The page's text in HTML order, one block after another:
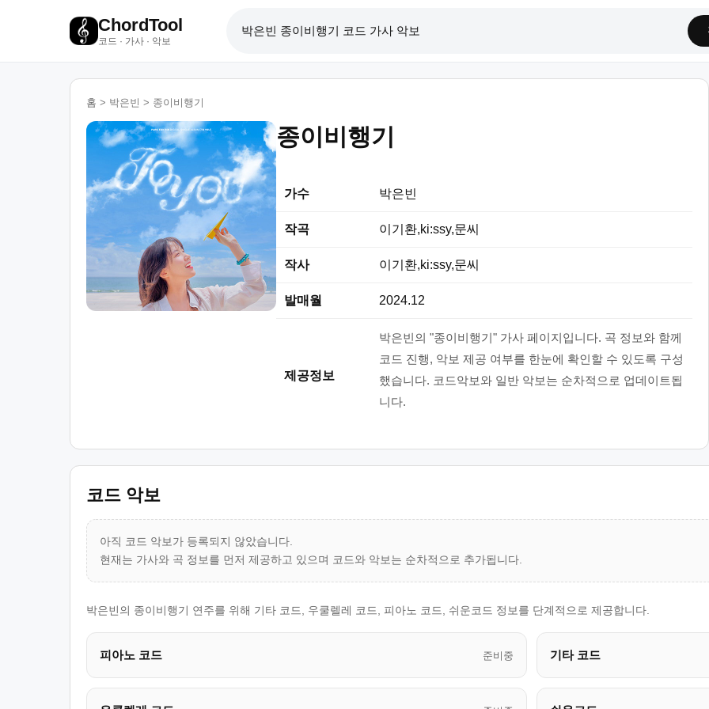
ChordTool
코드 · 가사 · 악보
홈 > 박은빈 > 종이비행기
종이비행기
가수 박은빈
작곡 이기환,ki:ssy,문씨
작사 이기환,ki:ssy,문씨
발매월 2024.12
제공정보
박은빈의 "종이비행기" 가사 페이지입니다. 곡 정보와 함께
코드 진행, 악보 제공 여부를 한눈에 확인할 수 있도록 구성
했습니다. 코드악보와 일반 악보는 순차적으로 업데이트됩
니다.
코드 악보
아직 코드 악보가 등록되지 않았습니다.
현재는 가사와 곡 정보를 먼저 제공하고 있으며 코드와 악보는 순차적으로 추가됩니다.
박은빈의 종이비행기 연주를 위해 기타 코드, 우쿨렐레 코드, 피아노 코드, 쉬운코드 정보를 단계적으로 제공합니다.
피아노 코드 준비중 기타 코드